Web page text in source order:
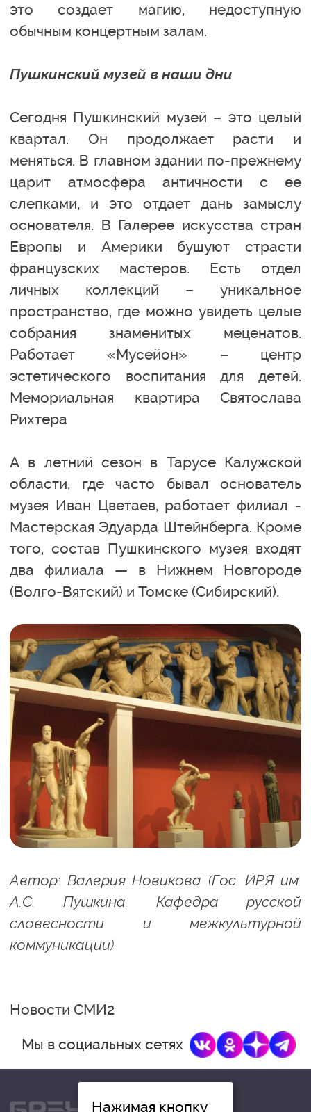
это создает магию, недоступную
обычным концертным залам.
Пушкинский музей в наши дни
Сегодня Пушкинский музей – это целый
квартал. Он продолжает расти и
меняться. В главном здании по-прежнему
царит атмосфера античности с ее
слепками, и это отдает дань замыслу
основателя. В Галерее искусства стран
Европы и Америки бушуют страсти
французских мастеров. Есть отдел
личных коллекций – уникальное
пространство, где можно увидеть целые
собрания знаменитых меценатов.
Работает «Мусейон» – центр
эстетического воспитания для детей.
Мемориальная квартира Святослава
Рихтера
А в летний сезон в Тарусе Калужской
области, где часто бывал основатель
музея Иван Цветаев, работает филиал -
Мастерская Эдуарда Штейнберга. Кроме
того, состав Пушкинского музея входят
два филиала — в Нижнем Новгороде
(Волго-Вятский) и Томске (Сибирский).
Автор: Валерия Новикова (Гос. ИРЯ им.
А.С. Пушкина. Кафедра русской
словесности и межкультурной
коммуникации)
Новости СМИ2
Мы в социальных сетях
Нажимая кнопку